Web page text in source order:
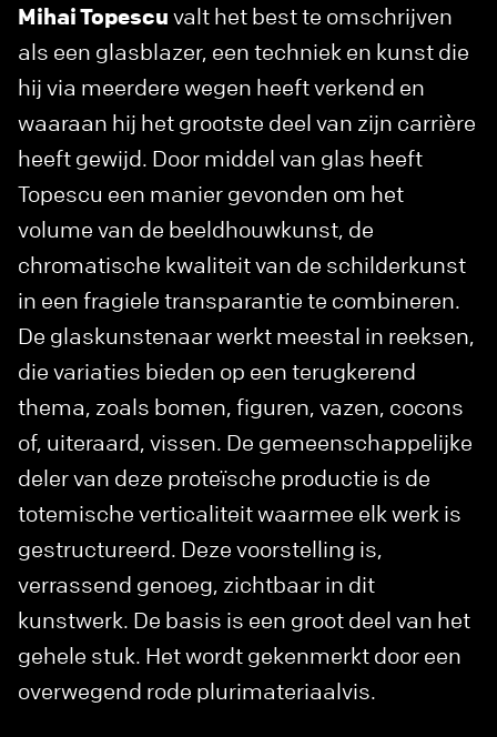
Mihai Topescu valt het best te omschrijven
als een glasblazer, een techniek en kunst die
hij via meerdere wegen heeft verkend en
waaraan hij het grootste deel van zijn carrière
heeft gewijd. Door middel van glas heeft
Topescu een manier gevonden om het
volume van de beeldhouwkunst, de
chromatische kwaliteit van de schilderkunst
in een fragiele transparantie te combineren.
De glaskunstenaar werkt meestal in reeksen,
die variaties bieden op een terugkerend
thema, zoals bomen, figuren, vazen, cocons
of, uiteraard, vissen. De gemeenschappelijke
deler van deze proteïsche productie is de
totemische verticaliteit waarmee elk werk is
gestructureerd. Deze voorstelling is,
verrassend genoeg, zichtbaar in dit
kunstwerk. De basis is een groot deel van het
gehele stuk. Het wordt gekenmerkt door een
overwegend rode plurimateriaalvis.